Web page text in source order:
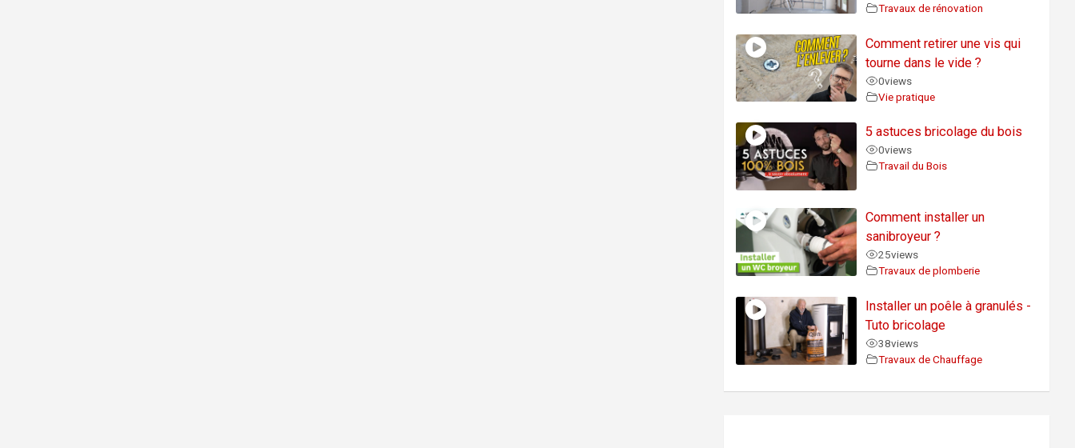
Travaux de rénovation
Comment retirer une vis qui
tourne dans le vide ?
0views
Vie pratique
5 astuces bricolage du bois
0views
Travail du Bois
Comment installer un
sanibroyeur ?
25views
Travaux de plomberie
Installer un poêle à granulés -
Tuto bricolage
38views
Travaux de Chauffage